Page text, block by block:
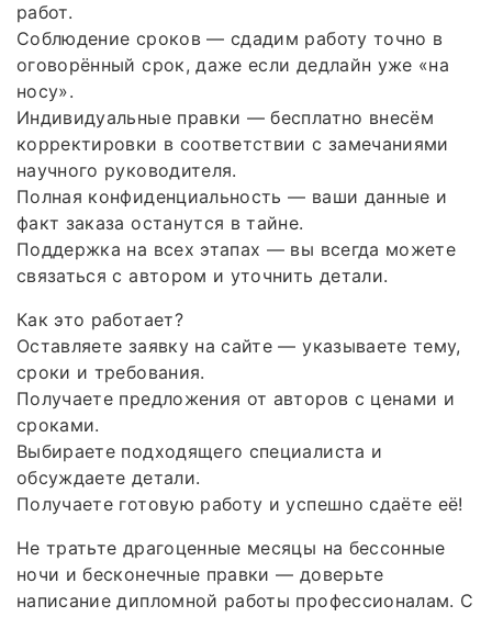
работ.
Соблюдение сроков — сдадим работу точно в
оговорённый срок, даже если дедлайн уже «на
носу».
Индивидуальные правки — бесплатно внесём
корректировки в соответствии с замечаниями
научного руководителя.
Полная конфиденциальность — ваши данные и
факт заказа останутся в тайне.
Поддержка на всех этапах — вы всегда можете
связаться с автором и уточнить детали.
Как это работает?
Оставляете заявку на сайте — указываете тему,
сроки и требования.
Получаете предложения от авторов с ценами и
сроками.
Выбираете подходящего специалиста и
обсуждаете детали.
Получаете готовую работу и успешно сдаёте её!
Не тратьте драгоценные месяцы на бессонные
ночи и бесконечные правки — доверьте
написание дипломной работы профессионалам. С